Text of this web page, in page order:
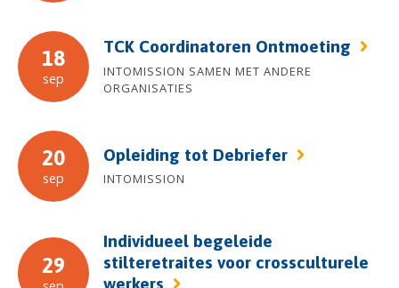
18
sep
TCK Coordinatoren Ontmoeting
INTOMISSION SAMEN MET ANDERE
ORGANISATIES
20
sep
Opleiding tot Debriefer
INTOMISSION
29
Individueel begeleide
stilteretraites voor crossculturele
werkers